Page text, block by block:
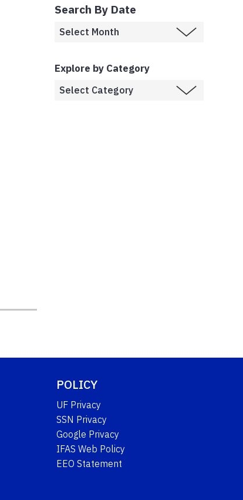
Search By Date
Explore by Category
POLICY
UF Privacy
SSN Privacy
Google Privacy
IFAS Web Policy
EEO Statement